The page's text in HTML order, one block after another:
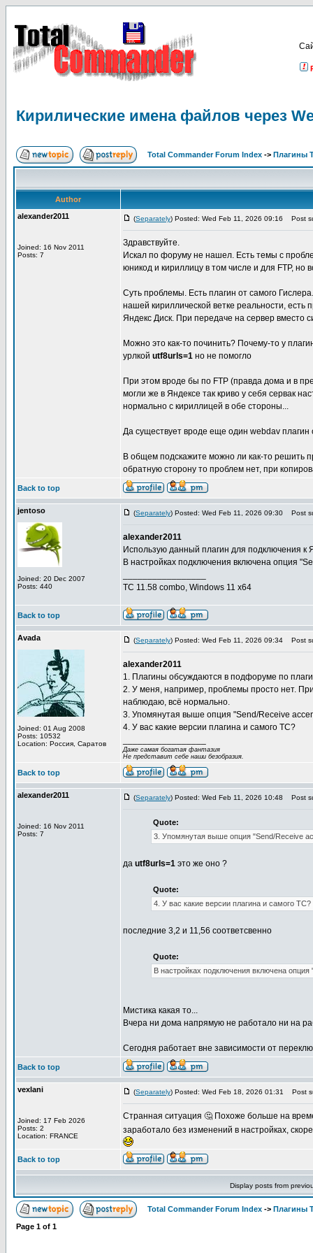
Кирилические имена файлов через
Total Commander Forum Index -> Плагины
Author
alexander2011
Joined: 16 Nov 2011
Posts: 7
(Separately) Posted: Wed Feb 11, 2026 09:16 Post
Здравствуйте.
Искал по форуму не нашел. Есть темы с
юникод и кириллицу в том числе и для FTP, но
Суть проблемы. Есть плагин от самого
нашей кириллической ветке реальности,
Яндекс Диск. При передаче на сервер вместо
Можно это как-то починить? Почему-то у
урлкой utf8urls=1 но не помогло
При этом вроде бы по FTP (правда дома и в
могли же в Яндексе так криво у себя сервак
нормально с кириллицей в обе стороны...
Да существует вроде еще один webdav
В общем подскажите можно ли как-то решить
обратную сторону то проблем нет, при
Back to top
jentoso
Joined: 20 Dec 2007
Posts: 440
(Separately) Posted: Wed Feb 11, 2026 09:30 Post
alexander2011
Использую данный плагин для подключения
В настройках подключения включена опция
TC 11.58 combo, Windows 11 x64
Back to top
Avada
Joined: 01 Aug 2008
Posts: 10532
Location: Россия, Саратов
(Separately) Posted: Wed Feb 11, 2026 09:34 Post
alexander2011
1. Плагины обсуждаются в подфоруме по
2. У меня, например, проблемы просто нет.
наблюдаю, всё нормально.
3. Упомянутая выше опция "Send/Receive
4. У вас какие версии плагина и самого TC?
Даже самая богатая фантазия
Не представит себе наши безобразия.
Back to top
alexander2011
Joined: 16 Nov 2011
Posts: 7
(Separately) Posted: Wed Feb 11, 2026 10:48 Post
Quote:
3. Упомянутая выше опция "Send/Receive
да utf8urls=1 это же оно ?
Quote:
4. У вас какие версии плагина и самого TC?
последние 3,2 и 11,56 соответсвенно
Quote:
В настройках подключения включена
Мистика какая то...
Вчера ни дома напрямую не работало ни на
Сегодня работает вне зависимости от
Back to top
vexlani
Joined: 17 Feb 2026
Posts: 2
Location: FRANCE
(Separately) Posted: Wed Feb 18, 2026 01:31 Post
Странная ситуация 🤔 Похоже больше на
заработало без изменений в настройках,
Back to top
Display posts from
Total Commander Forum Index -> Плагины
Page 1 of 1